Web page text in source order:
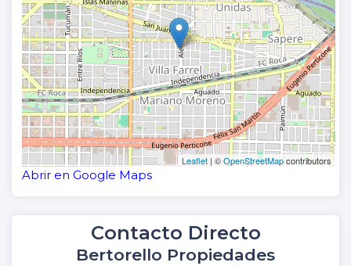
Leaflet | ©OpenStreetMapcontributors
Abrir en Google Maps
Contacto Directo
Bertorello Propiedades